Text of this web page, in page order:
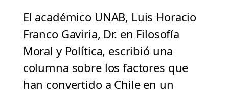
El académico UNAB, Luis Horacio
Franco Gaviria, Dr. en Filosofía
Moral y Política, escribió una
columna sobre los factores que
han convertido a Chile en un